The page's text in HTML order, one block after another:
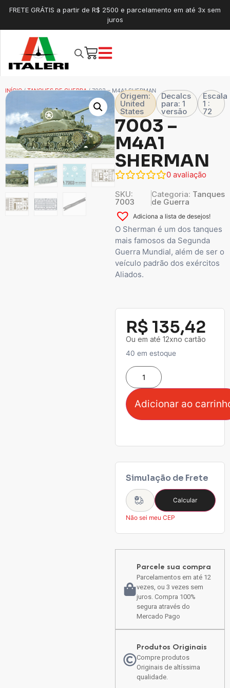
FRETE GRÁTIS a partir de R$ 2500 e parcelamento em até 3x sem
juros
INÍCIO/TANQUES DE GUERRA/ 7003 – M4A1 SHERMAN
Origem:
United
States
Decalcs
para: 1
versão
Escala
1 :
72
7003 –
M4A1
SHERMAN
0 avaliação
SKU:
7003
Categoria: Tanques
de Guerra
Adiciona a lista de desejos!
O Sherman é um dos tanques
mais famosos da Segunda
Guerra Mundial, além de ser o
veículo padrão dos exércitos
Aliados.
R$ 135,42
Ou em até 12xno cartão
40 em estoque
Adicionar ao
Simulação de Frete
Calcular
Não sei meu CEP
Parcele sua compra
Parcelamentos em até 12
vezes, ou 3 vezes sem
juros. Compra 100%
segura através do
Mercado Pago
Produtos Originais
Compre produtos
Originais de altíssima
qualidade.